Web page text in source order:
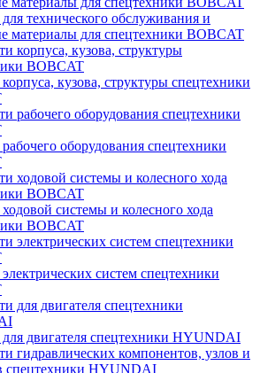
для технического обслуживания и
материалы для спецтехники BOBCAT
кузова, структуры спецтехники
оборудования спецтехники
системы и колесного хода
BOBCAT
систем спецтехники
для двигателя спецтехники HYUNDAI